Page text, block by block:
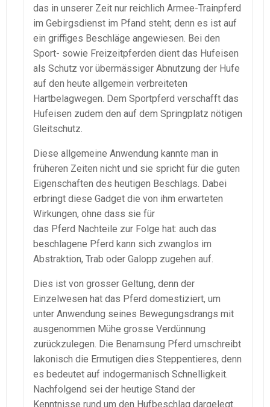
das in unserer Zeit nur reichlich Armee-Trainpferd
im Gebirgsdienst im Pfand steht; denn es ist auf
ein griffiges Beschläge angewiesen. Bei den
Sport- sowie Freizeitpferden dient das Hufeisen
als Schutz vor übermässiger Abnutzung der Hufe
auf den heute allgemein verbreiteten
Hartbelagwegen. Dem Sportpferd verschafft das
Hufeisen zudem den auf dem Springplatz nötigen
Gleitschutz.
Diese allgemeine Anwendung kannte man in
früheren Zeiten nicht und sie spricht für die guten
Eigenschaften des heutigen Beschlags. Dabei
erbringt diese Gadget die von ihm erwarteten
Wirkungen, ohne dass sie für
das Pferd Nachteile zur Folge hat: auch das
beschlagene Pferd kann sich zwanglos im
Abstraktion, Trab oder Galopp zugehen auf.
Dies ist von grosser Geltung, denn der
Einzelwesen hat das Pferd domestiziert, um
unter Anwendung seines Bewegungsdrangs mit
ausgenommen Mühe grosse Verdünnung
zurückzulegen. Die Benamsung Pferd umschreibt
lakonisch die Ermutigen dies Steppentieres, denn
es bedeutet auf indogermanisch Schnelligkeit.
Nachfolgend sei der heutige Stand der
Kenntnisse rund um den Hufbeschlag dargelegt.